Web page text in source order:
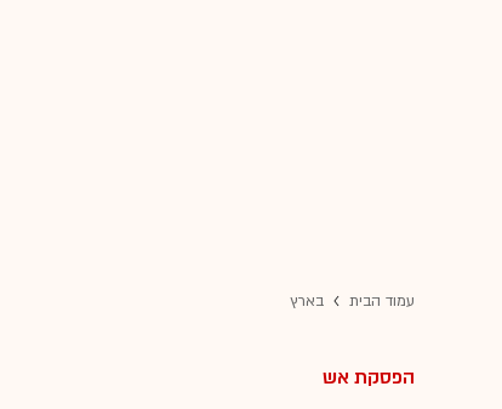
עמוד הבית בארץ
הפסקת אש